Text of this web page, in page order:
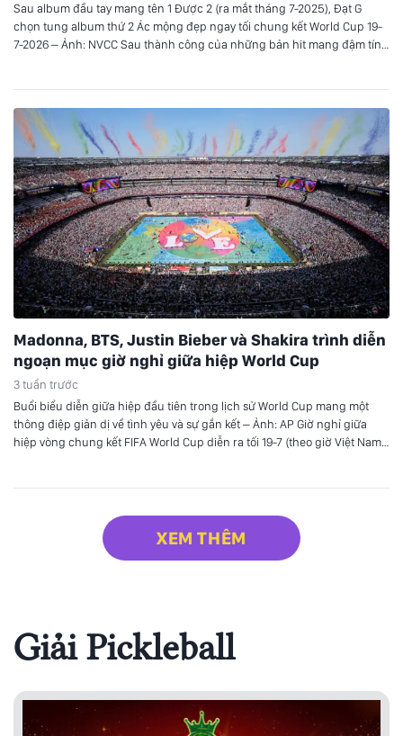
Sau album đầu tay mang tên 1 Được 2 (ra mắt tháng 7-2025), Đạt G
chọn tung album thứ 2 Ác mộng đẹp ngay tối chung kết World Cup 19-
7-2026 – Ảnh: NVCC Sau thành công của những bản hit mang đậm tính
Madonna, BTS, Justin Bieber và Shakira trình diễn
ngoạn mục giờ nghỉ giữa hiệp World Cup
3 tuần trước
Buổi biểu diễn giữa hiệp đầu tiên trong lịch sử World Cup mang một
thông điệp giản dị về tình yêu và sự gắn kết – Ảnh: AP Giờ nghỉ giữa
hiệp vòng chung kết FIFA World Cup diễn ra tối 19-7 (theo giờ Việt Nam)
XEM THÊM
Giải Pickleball